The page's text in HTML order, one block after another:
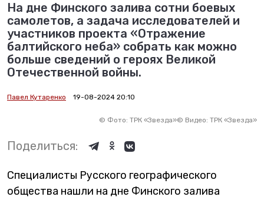
На дне Финского залива сотни боевых
самолетов, а задача исследователей и
участников проекта «Отражение
балтийского неба» собрать как можно
больше сведений о героях Великой
Отечественной войны.
Павел Кутаренко 19-08-2024 20:10
© Фото: ТРК «Звезда»© Видео: ТРК «Звезда»
Поделиться:
Специалисты Русского географического
общества нашли на дне Финского залива